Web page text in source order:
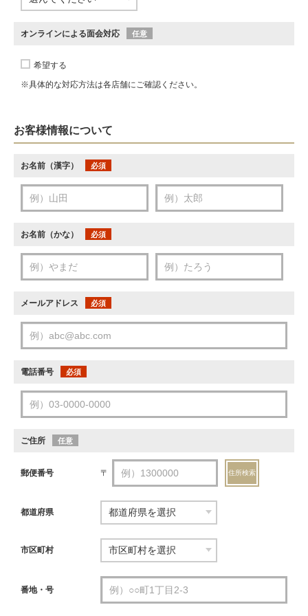
オンラインによる面会対応 任意
希望する
※具体的な対応方法は各店舗にご確認ください。
お客様情報について
お名前（漢字） 必須
お名前（かな） 必須
メールアドレス 必須
電話番号 必須
ご住所 任意
郵便番号 〒 住所検索
都道府県
市区町村
番地・号